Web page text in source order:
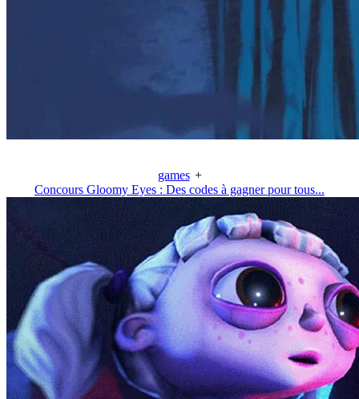
games +
Concours Gloomy Eyes : Des codes à gagner pour tous...